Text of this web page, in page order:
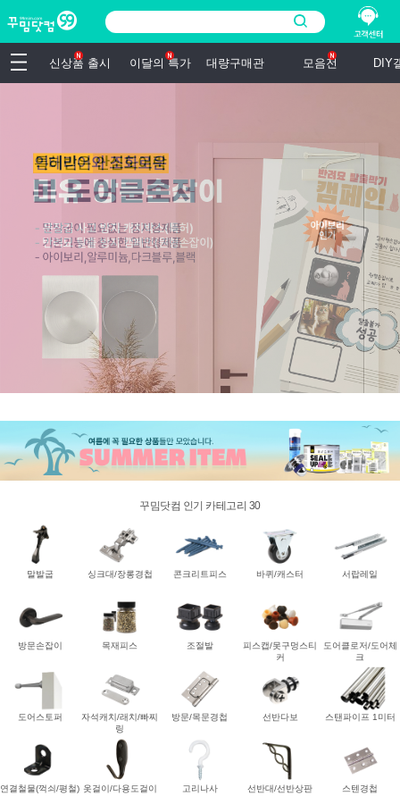
신상품 출시 이달의 특가 대량구매관 모음전 DIY
꾸밈닷컴 인기 카테고리 30
말발굽 싱크대/장롱경첩 콘크리트피스 바퀴/캐스터 서랍레일
방문손잡이 목재피스 조절발
피스캡/못구멍스티
커
도어클로저/도어체
크
도어스토퍼
자석캐치/래치/빠찌
링
방문/목문경첩 선반다보 스탠파이프 1미터
연결철물(꺽쇠/평철) 옷걸이/다용도걸이 고리나사 선반대/선반상판 스텐경첩